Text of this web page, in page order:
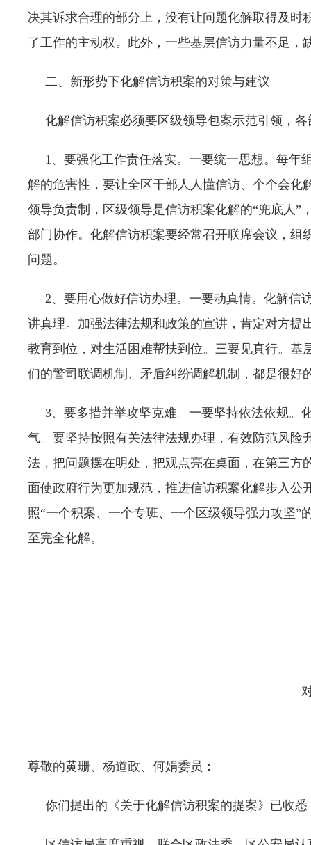
决其诉求合理的部分上，没有让问题化解取得及
了工作的主动权。此外，一些基层信访力量不足
二、新形势下化解信访积案的对策与建议
化解信访积案必须要区级领导包案示范引领，各
1、要强化工作责任落实。一要统一思想。每年
解的危害性，要让全区干部人人懂信访、个个会化
领导负责制，区级领导是信访积案化解的“兜底人”
部门协作。化解信访积案要经常召开联席会议，
问题。
2、要用心做好信访办理。一要动真情。化解信
讲真理。加强法律法规和政策的宣讲，肯定对方提
教育到位，对生活困难帮扶到位。三要见真行。
们的警司联调机制、矛盾纠纷调解机制，都是很
3、要多措并举攻坚克难。一要坚持依法依规。
气。要坚持按照有关法律法规办理，有效防范风
法，把问题摆在明处，把观点亮在桌面，在第三
面使政府行为更加规范，推进信访积案化解步入
照“一个积案、一个专班、一个区级领导强力攻坚
至完全化解。
尊敬的黄珊、杨道政、何娟委员：
你们提出的《关于化解信访积案的提案》已收悉